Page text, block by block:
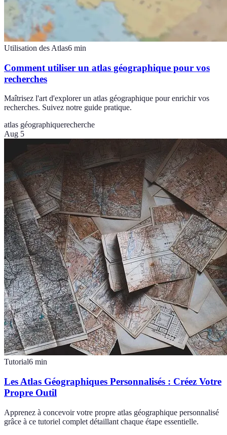
Utilisation des Atlas6 min
Comment utiliser un atlas géographique pour vos
recherches
Maîtrisez l'art d'explorer un atlas géographique pour enrichir vos
recherches. Suivez notre guide pratique.
atlas géographiquerecherche
Aug 5
Tutorial6 min
Les Atlas Géographiques Personnalisés : Créez Votre
Propre Outil
Apprenez à concevoir votre propre atlas géographique personnalisé
grâce à ce tutoriel complet détaillant chaque étape essentielle.